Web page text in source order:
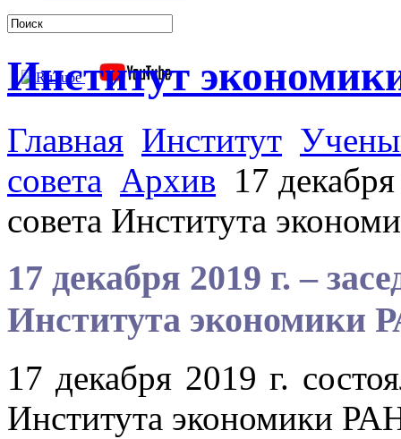
Институт
Главная Институт
совета Архив 17
совета Института
17 декабря 2019 г. –
Института экономики
17 декабря 2019 г.
Института экономики